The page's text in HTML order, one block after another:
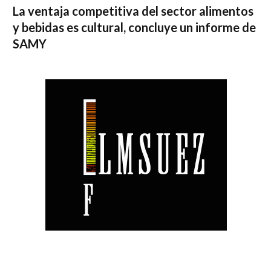
La ventaja competitiva del sector alimentos
y bebidas es cultural, concluye un informe de
SAMY